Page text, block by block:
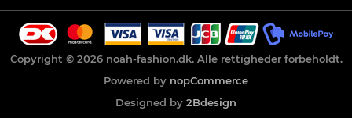
Copyright © 2026 noah-fashion.dk. Alle rettigheder forbeholdt.
Powered by nopCommerce
Designed by 2Bdesign